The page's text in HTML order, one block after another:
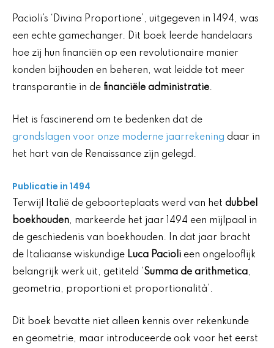
Pacioli’s ‘Divina Proportione’, uitgegeven in 1494, was
een echte gamechanger. Dit boek leerde handelaars
hoe zij hun financiën op een revolutionaire manier
konden bijhouden en beheren, wat leidde tot meer
transparantie in de financiële administratie.
Het is fascinerend om te bedenken dat de
grondslagen voor onze moderne jaarrekening daar in
het hart van de Renaissance zijn gelegd.
Publicatie in 1494
Terwijl Italië de geboorteplaats werd van het dubbel
boekhouden, markeerde het jaar 1494 een mijlpaal in
de geschiedenis van boekhouden. In dat jaar bracht
de Italiaanse wiskundige Luca Pacioli een ongelooflijk
belangrijk werk uit, getiteld ‘ Summa de arithmetica,
geometria, proportioni et proportionalità’.
Dit boek bevatte niet alleen kennis over rekenkunde
en geometrie, maar introduceerde ook voor het eerst